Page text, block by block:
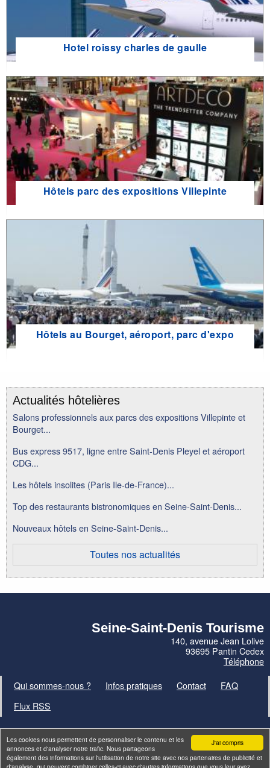
J'ai compris
Les cookies nous permettent de personnaliser le contenu et les
annonces et d'analyser notre trafic. Nous partageons
également des informations sur l'utilisation de notre site avec nos partenaires de publicité et
Hotel roissy charles de gaulle
Hôtels parc des expositions Villepinte
Hôtels au Bourget, aéroport, parc d'expo
Actualités hôtelières
Salons professionnels aux parcs des expositions Villepinte et
Bourget...
Bus express 9517, ligne entre Saint-Denis Pleyel et aéroport
CDG...
Les hôtels insolites (Paris Ile-de-France)...
Top des restaurants bistronomiques en Seine-Saint-Denis...
Nouveaux hôtels en Seine-Saint-Denis...
Toutes nos actualités
Seine-Saint-Denis Tourisme
140, avenue Jean Lolive
93695 Pantin Cedex
Téléphone
Qui sommes-nous ?
Infos pratiques Contact
FAQ
Flux RSS
Site parID-Alizés